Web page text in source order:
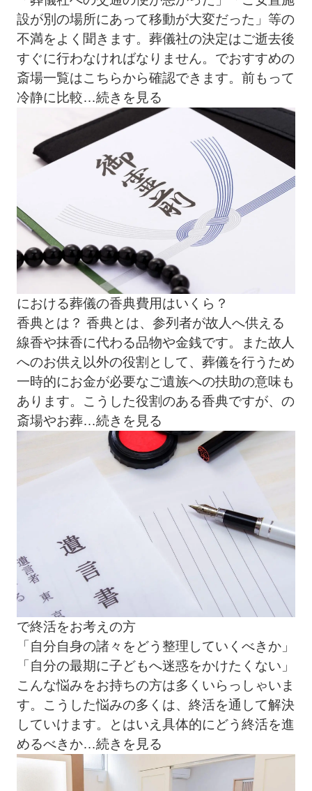
設が別の場所にあって移動が大変だった」等の
不満をよく聞きます。葬儀社の決定はご逝去後
すぐに行わなければなりません。でおすすめの
斎場一覧はこちらから確認できます。前もって
冷静に比較…続きを見る
における葬儀の香典費用はいくら？
香典とは？ 香典とは、参列者が故人へ供える
線香や抹香に代わる品物や金銭です。また故人
へのお供え以外の役割として、葬儀を行うため
一時的にお金が必要なご遺族への扶助の意味も
あります。こうした役割のある香典ですが、の
斎場やお葬…続きを見る
で終活をお考えの方
「自分自身の諸々をどう整理していくべきか」
「自分の最期に子どもへ迷惑をかけたくない」
こんな悩みをお持ちの方は多くいらっしゃいま
す。こうした悩みの多くは、終活を通して解決
していけます。とはいえ具体的にどう終活を進
めるべきか…続きを見る